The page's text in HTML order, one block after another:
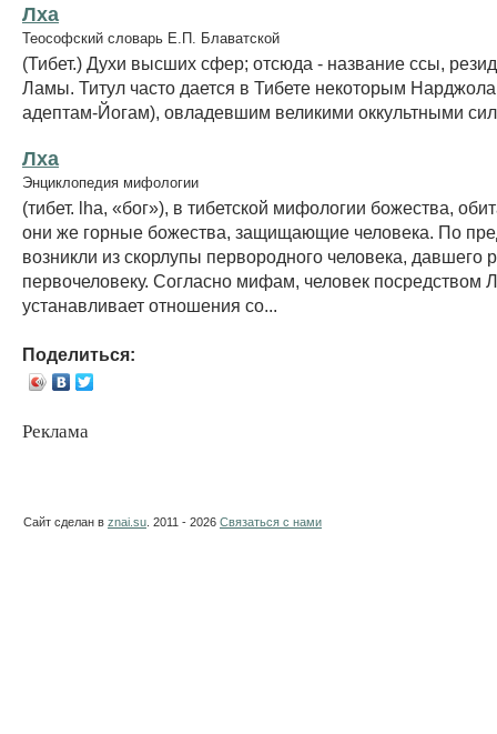
Лха
Теософский словарь Е.П. Блаватской
(Тибет.) Духи высших сфер; отсюда - название ссы,
Ламы. Титул часто дается в Тибете некоторым
адептам-Йогам), овладевшим великими оккультными
Лха
Энциклопедия мифологии
(тибет. lha, «бог»), в тибетской мифологии божества,
они же горные божества, защищающие человека. По
возникли из скорлупы первородного человека, давшего
первочеловеку. Согласно мифам, человек посредством
устанавливает отношения со...
Поделиться:
Реклама
Сайт сделан в znai.su . 2011 - 2026 Связаться с нами